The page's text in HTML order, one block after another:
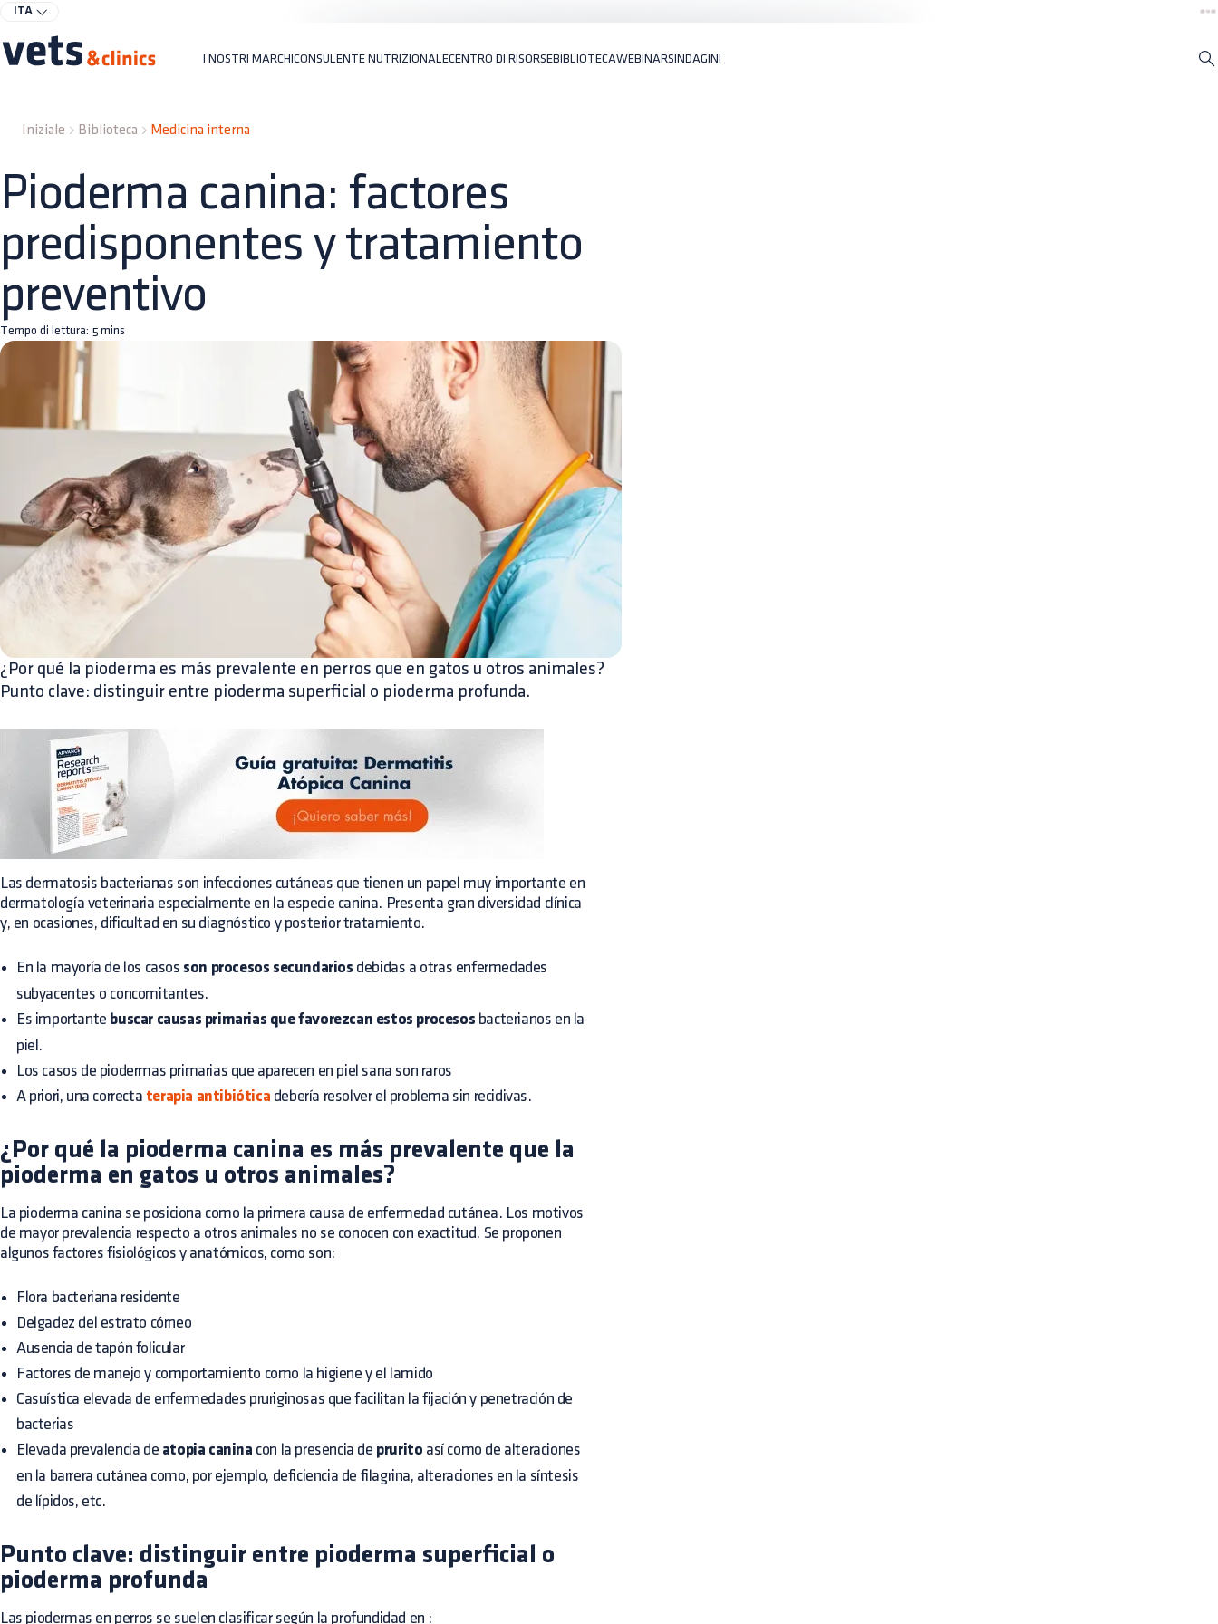
ITA
I NOSTRI MARCHICONSULENTE NUTRIZIONALECENTRO DI RISORSEBIBLIOTECAWEBINARSINDAGINI
Iniziale Biblioteca Medicina interna
Pioderma canina: factores
predisponentes y tratamiento
preventivo
Tempo di lettura: 5 mins
¿Por qué la pioderma es más prevalente en perros que en gatos u otros animales?
Punto clave: distinguir entre pioderma superficial o pioderma profunda.
Las dermatosis bacterianas son infecciones cutáneas que tienen un papel muy importante en
dermatología veterinaria especialmente en la especie canina. Presenta gran diversidad clínica
y, en ocasiones, dificultad en su diagnóstico y posterior tratamiento.
En la mayoría de los casos son procesos secundarios debidas a otras enfermedades
subyacentes o concomitantes.
Es importante buscar causas primarias que favorezcan estos procesos bacterianos en la
piel.
Los casos de piodermas primarias que aparecen en piel sana son raros
A priori, una correcta terapia antibiótica debería resolver el problema sin recidivas.
¿Por qué la pioderma canina es más prevalente que la
pioderma en gatos u otros animales?
La pioderma canina se posiciona como la primera causa de enfermedad cutánea. Los motivos
de mayor prevalencia respecto a otros animales no se conocen con exactitud. Se proponen
algunos factores fisiológicos y anatómicos, como son:
Flora bacteriana residente
Delgadez del estrato córneo
Ausencia de tapón folicular
Factores de manejo y comportamiento como la higiene y el lamido
Casuística elevada de enfermedades pruriginosas que facilitan la fijación y penetración de
bacterias
Elevada prevalencia de atopia canina con la presencia de prurito así como de alteraciones
en la barrera cutánea como, por ejemplo, deficiencia de filagrina, alteraciones en la síntesis
de lípidos, etc.
Punto clave: distinguir entre pioderma superficial o
pioderma profunda
Las piodermas en perros se suelen clasificar según la profundidad en :